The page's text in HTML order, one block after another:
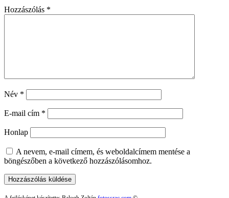
Hozzászólás *
Név *
E-mail cím *
Honlap
A nevem, e-mail címem, és weboldalcímem mentése a
böngészőben a következő hozzászólásomhoz.